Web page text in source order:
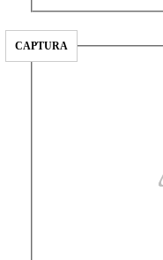
CAPTURA